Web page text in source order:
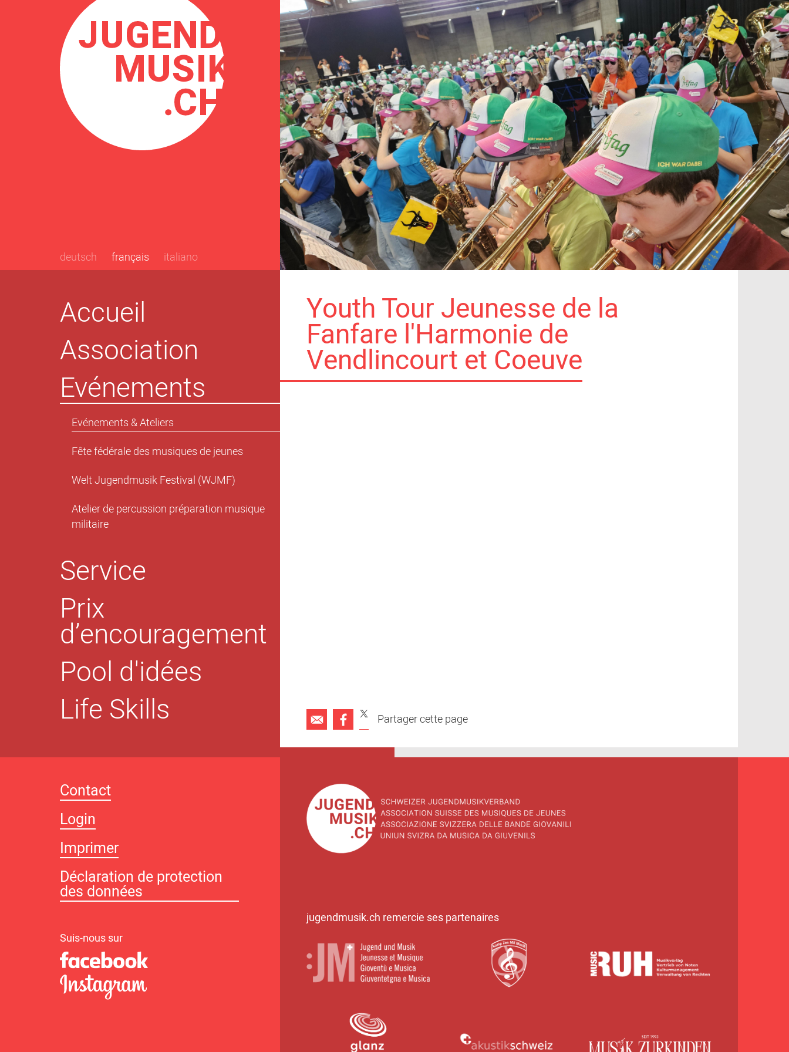
deutsch français italiano
Accueil
Association
Evénements
Evénements & Ateliers
Fête fédérale des musiques de jeunes
Welt Jugendmusik Festival (WJMF)
Atelier de percussion préparation musique
militaire
Service
Prix
d’encouragement
Pool d'idées
Life Skills
Youth Tour Jeunesse de la
Fanfare l'Harmonie de
Vendlincourt et Coeuve
Partager cette page
Contact
Login
Imprimer
Déclaration de protection
des données
Suis-nous sur
jugendmusik.ch remercie ses partenaires